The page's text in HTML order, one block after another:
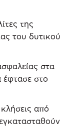
της
του δυτικού
στα
έφτασε στο
από